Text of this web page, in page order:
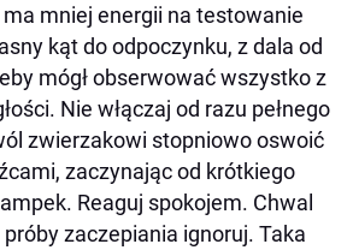
mniej energii na testowanie
kąt do odpoczynku, z dala od
mógł obserwować wszystko z
Nie włączaj od razu pełnego
zwierzakowi stopniowo oswoić
zaczynając od krótkiego
Reaguj spokojem. Chwal
zaczepiania ignoruj. Taka